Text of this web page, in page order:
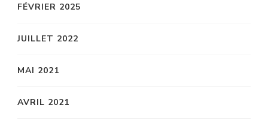
FÉVRIER 2025
JUILLET 2022
MAI 2021
AVRIL 2021